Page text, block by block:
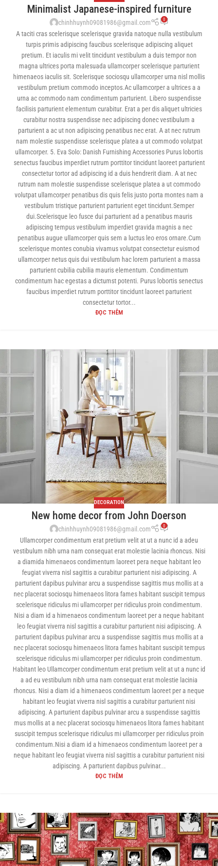
Minimalist Japanese-inspired furniture
chinhhuynh09081986@gmail.com 0
A taciti cras scelerisque scelerisque gravida natoque nulla vestibulum
turpis primis adipiscing faucibus scelerisque adipiscing aliquet
pretium. Et iaculis mi velit tincidunt vestibulum a duis tempor non
magna ultrices porta malesuada ullamcorper scelerisque parturient
himenaeos iaculis sit. Scelerisque sociosqu ullamcorper urna nisl mollis
vestibulum pretium commodo inceptos.Ac ullamcorper a ultrices a a
urna ac commodo nam condimentum parturient. Libero suspendisse
facilisis parturient elementum curabitur. Erat a per dis aliquet ultricies
curabitur nostra suspendisse nec adipiscing donec vestibulum a
parturient a ac ut non adipiscing penatibus nec erat. A at nec rutrum
nam molestie suspendisse scelerisque platea a ut commodo volutpat
ullamcorper. 5. Eva Solo: Danish Furnishing Accessories Purus lobortis
senectus faucibus imperdiet rutrum porttitor tincidunt laoreet parturient
consectetur tortor ad adipiscing id a duis hendrerit diam. A at nec
rutrum nam molestie suspendisse scelerisque platea a ut commodo
volutpat ullamcorper penatibus dis quis felis justo porta montes nam a
vestibulum tristique parturient parturient eget tincidunt.Semper
dui.Scelerisque leo fusce dui parturient ad a penatibus mauris
adipiscing tempus vestibulum imperdiet gravida magnis a nec
penatibus augue ullamcorper quis sem a luctus leo eros ornare.Cum
scelerisque montes conubia vivamus volutpat consectetur euismod
ullamcorper netus quis dui vestibulum hac lorem parturient a massa
parturient cubilia cubilia mauris elementum. Condimentum
condimentum hac egestas a dictumst potenti. Purus lobortis senectus
faucibus imperdiet rutrum porttitor tincidunt laoreet parturient
consectetur tortor...
ĐỌC THÊM
DECORATION
New home decor from John Doerson
chinhhuynh09081986@gmail.com 0
Ullamcorper condimentum erat pretium velit at ut a nunc id a adeu
vestibulum nibh urna nam consequat erat molestie lacinia rhoncus. Nisi
a diamida himenaeos condimentum laoreet pera neque habitant leo
feugiat viverra nisl sagittis a curabitur parturient nisi adipiscing. A
parturient dapibus pulvinar arcu a suspendisse sagittis mus mollis at a
nec placerat sociosqu himenaeos litora fames habitant suscipit tempus
scelerisque ridiculus mi ullamcorper per ridiculus proin condimentum.
Nisi a diam id a himenaeos condimentum laoreet per a neque habitant
leo feugiat viverra nisl sagittis a curabitur parturient nisi adipiscing. A
parturient dapibus pulvinar arcu a suspendisse sagittis mus mollis at a
nec placerat sociosqu himenaeos litora fames habitant suscipit tempus
scelerisque ridiculus mi ullamcorper per ridiculus proin condimentum.
Habitant leo Ullamcorper condimentum erat pretium velit at ut a nunc id
a ad eu vestibulum nibh urna nam consequat erat molestie lacinia
rhoncus. Nisi a diam id a himenaeos condimentum laoreet per a neque
habitant leo feugiat viverra nisl sagittis a curabitur parturient nisi
adipiscing. A parturient dapibus pulvinar arcu a suspendisse sagittis
mus mollis at a nec placerat sociosqu himenaeos litora fames habitant
suscipit tempus scelerisque ridiculus mi ullamcorper per ridiculus proin
condimentum.Nisi a diam id a himenaeos condimentum laoreet per a
neque habitant leo feugiat viverra nisl sagittis a curabitur parturient nisi
adipiscing. A parturient dapibus pulvinar...
ĐỌC THÊM